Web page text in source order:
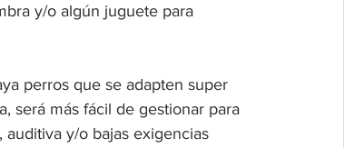
y/o algún juguete para
perros que se adapten super
será más fácil de gestionar para
y/o bajas exigencias